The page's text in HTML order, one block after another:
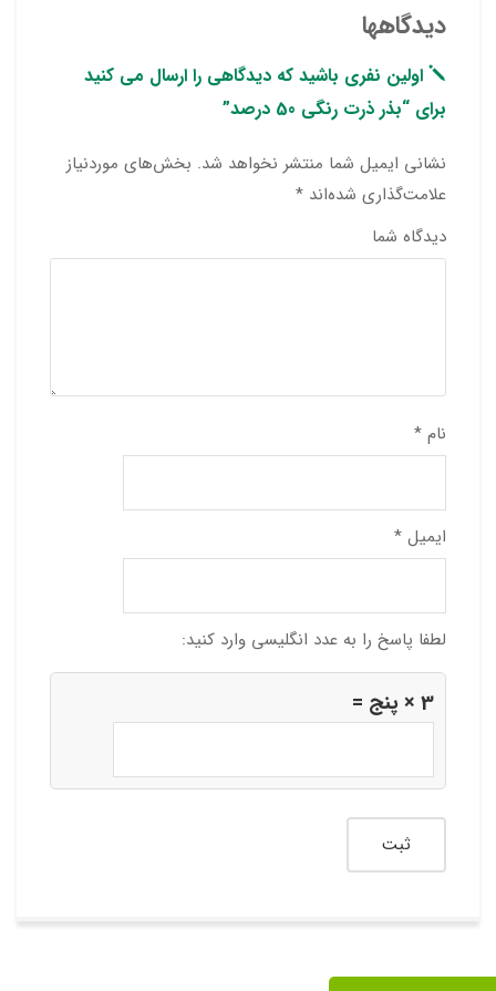
دیدگاهها
اولین نفری باشید که دیدگاهی را ارسال می کنید
برای “بذر ذرت رنگی 50 درصد”
نشانی ایمیل شما منتشر نخواهد شد. بخش‌های موردنیاز
علامت‌گذاری شده‌اند *
دیدگاه شما
نام *
ایمیل *
لطفا پاسخ را به عدد انگلیسی وارد کنید:
3 × پنج =